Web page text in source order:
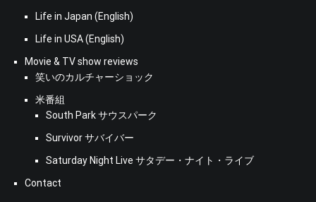
Life in Japan (English)
Life in USA (English)
Movie & TV show reviews
笑いのカルチャーショック
米番組
South Park サウスパーク
Survivor サバイバー
Saturday Night Live サタデー・ナイト・ライブ
Contact